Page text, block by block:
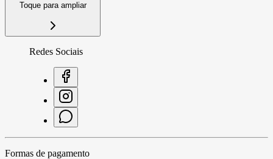
Toque para ampliar
Redes Sociais
Formas de pagamento